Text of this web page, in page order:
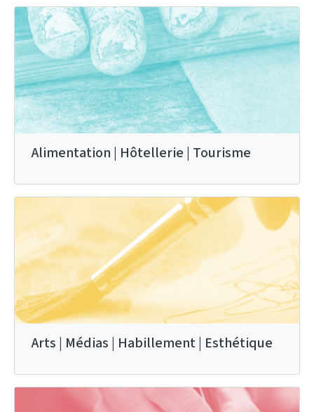
Alimentation | Hôtellerie | Tourisme
Arts | Médias | Habillement | Esthétique